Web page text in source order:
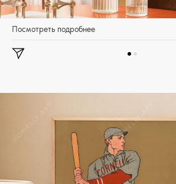
Посмотреть подробнее